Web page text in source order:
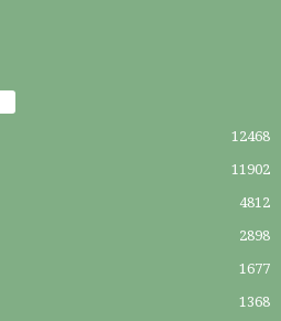
12468
11902
4812
2898
1677
1368